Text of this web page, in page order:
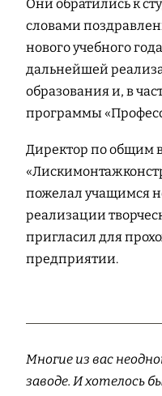
Они обратились к
словами
нового учебного
дальнейшей
образования и, в
программы
Директор по общим
пожелал учащимся
реализации
пригласил для
предприятии.
Многие из вас
заводе. И хотелось